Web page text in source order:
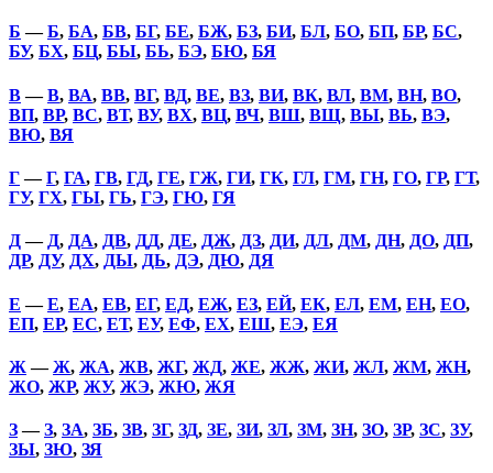
Б —Б, БА, БВ, БГ, БЕ, БЖ, БЗ, БИ, БЛ, БО, БП, БР, БС,
БУ, БХ, БЦ, БЫ, БЬ, БЭ, БЮ, БЯ
В—В, ВА, ВВ, ВГ, ВД, ВЕ, ВЗ, ВИ, ВК, ВЛ, ВМ, ВН, ВО,
ВП, ВР, ВС, ВТ, ВУ, ВХ, ВЦ, ВЧ, ВШ, ВЩ, ВЫ, ВЬ, ВЭ,
ВЮ, ВЯ
Г—Г, ГА, ГВ, ГД, ГЕ, ГЖ, ГИ, ГК, ГЛ, ГМ, ГН, ГО, ГР, ГТ,
ГУ, ГХ, ГЫ, ГЬ, ГЭ, ГЮ, ГЯ
Д— Д, ДА, ДВ, ДД, ДЕ, ДЖ, ДЗ, ДИ, ДЛ, ДМ, ДН, ДО, ДП,
ДР, ДУ, ДХ, ДЫ, ДЬ, ДЭ, ДЮ, ДЯ
Е —Е, ЕА, ЕВ, ЕГ, ЕД, ЕЖ, ЕЗ, ЕЙ, ЕК, ЕЛ, ЕМ, ЕН, ЕО,
ЕП, ЕР, ЕС, ЕТ, ЕУ, ЕФ, ЕХ, ЕШ, ЕЭ, ЕЯ
Ж —Ж, ЖА, ЖВ, ЖГ, ЖД, ЖЕ, ЖЖ, ЖИ, ЖЛ, ЖМ, ЖН,
ЖО, ЖР, ЖУ, ЖЭ, ЖЮ, ЖЯ
З—З, ЗА, ЗБ, ЗВ, ЗГ, ЗД, ЗЕ, ЗИ, ЗЛ, ЗМ, ЗН, ЗО, ЗР, ЗС, ЗУ,
ЗЫ, ЗЮ, ЗЯ